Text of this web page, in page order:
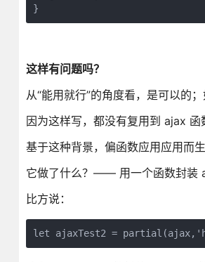
这样有问题吗？
从“能用就行”的角度看，是可以的
因为这样写，都没有复用到 ajax 函
基于这种背景，偏函数应用应用而生
它做了什么？—— 用一个函数封装
比方说：